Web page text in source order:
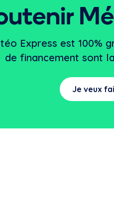
Express est 100%
de financement sont
Je veux